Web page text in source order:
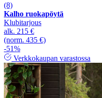
(8)
Kalho ruokapöytä
Klubitarjous
alk. 215 €
(norm. 435 €)
-51%
Verkkokaupan varastossa